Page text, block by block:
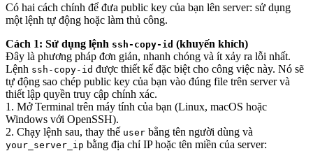
Có hai cách chính để đưa public key của bạn lên server: sử dụng
một lệnh tự động hoặc làm thủ công.
Cách 1: Sử dụng lệnh ssh-copy-id (khuyến khích)
Đây là phương pháp đơn giản, nhanh chóng và ít xảy ra lỗi nhất.
Lệnh ssh-copy-id được thiết kế đặc biệt cho công việc này. Nó sẽ
tự động sao chép public key của bạn vào đúng file trên server và
thiết lập quyền truy cập chính xác.
1. Mở Terminal trên máy tính của bạn (Linux, macOS hoặc
Windows với OpenSSH).
2. Chạy lệnh sau, thay thế user bằng tên người dùng và
your_server_ip bằng địa chỉ IP hoặc tên miền của server: